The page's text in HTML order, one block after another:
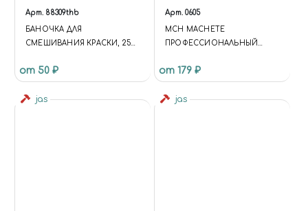
Арт. 88309thb
БАНОЧКА ДЛЯ
СМЕШИВАНИЯ КРАСКИ, 25
от 50 ₽
Арт. 0605
MCH MACHETE
ПРОФЕССИОНАЛЬНЫЙ
РАБОТ.
от 179 ₽
jas jas